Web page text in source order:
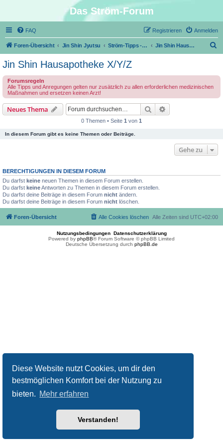
Diese Website nutzt Cookies, um dir den
bestmöglichen Komfort bei der Nutzung zu
bieten. Mehr erfahren
Verstanden!
Das Ström-Forum
FAQ Anmelden
Registrieren
Foren-Übersicht Jin Shin Jyutsu Ström-Tipps - Erste Hilfe mit Jin Shin Jyutsu Jin Shin Hausapotheke X/Y/Z
Jin Shin Hausapotheke X/Y/Z
Forumsregeln
Alle Tipps und Anregungen gelten nur zusätzlich zu allen erforderlichen medizinischen
Maßnahmen und ersetzen keinen Arzt!
Neues Thema Suche
0 Themen • Seite 1 von 1
In diesem Forum gibt es keine Themen oder Beiträge.
Gehe zu
BERECHTIGUNGEN IN DIESEM FORUM
Du darfst keine neuen Themen in diesem Forum erstellen.
Du darfst keineAntworten zu Themen in diesem Forum erstellen.
Du darfst deine Beiträge in diesem Forum nicht ändern.
Du darfst deine Beiträge in diesem Forum nicht löschen.
Foren-Übersicht Alle Zeiten sind UTC+02:00
Alle Cookies löschen
Nutzungsbedingungen Datenschutzerklärung
Powered by phpBB® Forum Software © phpBB Limited
Deutsche Übersetzung durch phpBB.de